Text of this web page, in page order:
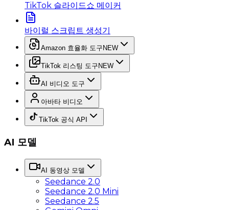
TikTok 슬라이드쇼 메이커
바이럴 스크립트 생성기
Amazon 효율화 도구 NEW
TikTok 리스팅 도구 NEW
AI 비디오 도구
아바타 비디오
TikTok 공식 API
AI 모델
AI 동영상 모델
Seedance 2.0
Seedance 2.0 Mini
Seedance 2.5